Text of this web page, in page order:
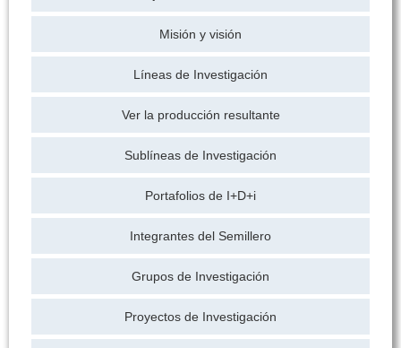
Misión y visión
Líneas de Investigación
Ver la producción resultante
Sublíneas de Investigación
Portafolios de I+D+i
Integrantes del Semillero
Grupos de Investigación
Proyectos de Investigación